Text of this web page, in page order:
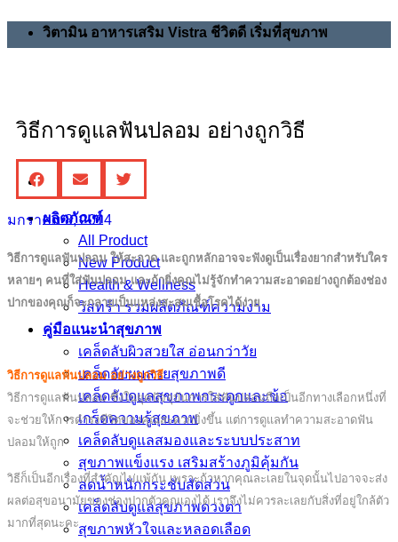
วิตามิน อาหารเสริม Vistra ชีวิตดี เริ่มที่สุขภาพ
ผลิตภัณฑ์
All Product
New Product
Health & Wellness
วิสทร้า รวมผลิตภัณฑ์ความงาม
คู่มือแนะนำสุขภาพ
เคล็ดลับผิวสวยใส อ่อนกว่าวัย
เคล็ดลับผมสวยสุขภาพดี
เคล็ดลับดูแลสุขภาพกระดูกและข้อ
เกร็ดความรู้สุขภาพ
เคล็ดลับดูแลสมองและระบบประสาท
สุขภาพแข็งแรง เสริมสร้างภูมิคุ้มกัน
ลดน้ำหนักกระชับสัดส่วน
เคล็ดลับดูแลสุขภาพดวงตา
สุขภาพหัวใจและหลอดเลือด
วิธีการดูแลฟันปลอม อย่างถูกวิธี
มกราคม 8, 2014
วิธีการดูแลฟันปลอม ให้สะอาด และถูกหลักอาจจะฟังดูเป็นเรื่องยากสำหรับใคร
หลายๆ คนที่ใส่ฟันปลอม และถ้ายิ่งคุณไม่รู้จักทำความสะอาดอย่างถูกต้องช่อง
ปากของคุณก็จะกลายเป็นแหล่งสะสมเชื้อโรคได้ง่าย
วิธีการดูแลฟันปลอม อย่างถูกวิธี
วิธีการดูแลฟันปลอม ซึ่งในยุคปัจจุบันการใส่ฟันปลอมถือเป็นอีกทางเลือกหนึ่งที่
จะช่วยให้การดำรงชีวิตของคุณสะดวกยิ่งขึ้น แต่การดูแลทำความสะอาดฟัน
ปลอมให้ถูก
วิธีก็เป็นอีกเรื่องที่สำคัญไม่แพ้กัน เพราะถ้าหากคุณละเลยในจุดนั้นไปอาจจะส่ง
ผลต่อสุขอนามัยของช่องปากตัวคุณเองได้ เราจึงไม่ควรละเลยกับสิ่งที่อยู่ใกล้ตัว
มากที่สุดนะคะ